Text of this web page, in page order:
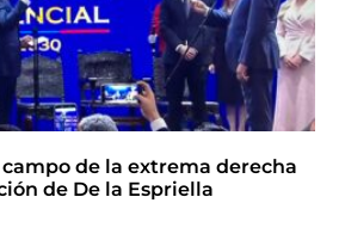
de la extrema derecha
de De la Espriella